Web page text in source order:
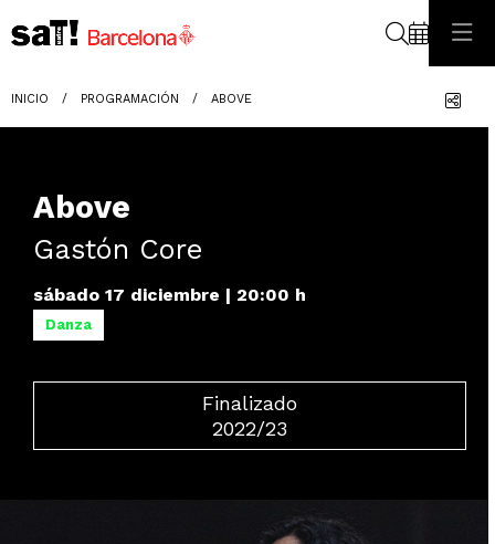
INICIO PROGRAMACIÓN ABOVE
Above
Gastón Core
sábado 17 diciembre | 20:00 h
Danza
Finalizado
2022/23